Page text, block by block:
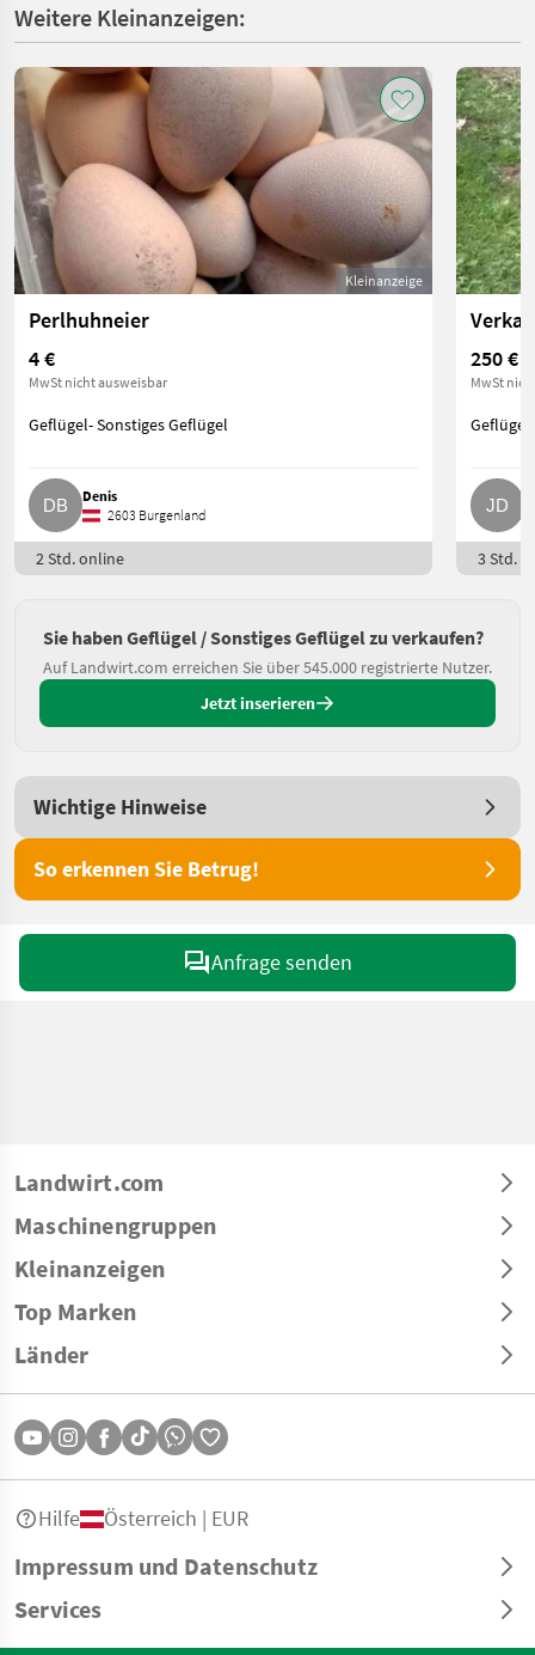
Weitere Kleinanzeigen:
Kleinanzeige
Perlhuhneier
4 €
MwSt nicht ausweisbar
Geflügel- Sonstiges Geflügel
Denis
2603 Burgenland
2 Std. online
250 €
MwSt
3 Std.
Sie haben Geflügel / Sonstiges Geflügel zu verkaufen?
Auf Landwirt.com erreichen Sie über 545.000 registrierte Nutzer.
Jetzt inserieren
Wichtige Hinweise
So erkennen Sie Betrug!
Anfrage senden
Landwirt.com
Maschinengruppen
Kleinanzeigen
Top Marken
Länder
Impressum und Datenschutz
Services
Hilfe Österreich | EUR